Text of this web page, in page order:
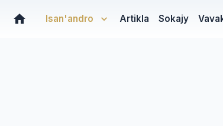
Isan'andro Artikla Sokajy